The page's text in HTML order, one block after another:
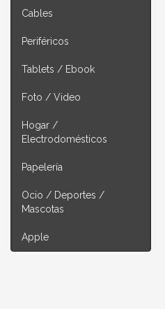
Cables
Periféricos
Tablets / Ebook
Foto / Video
Hogar /
Electrodomésticos
Papelería
Ocio / Deportes /
Mascotas
Apple